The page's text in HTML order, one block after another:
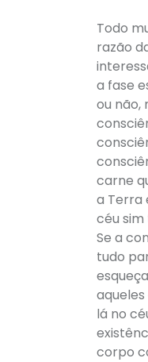
Todo
razão
a fase
ou não,
carne
a Terra
céu
Se a
tudo
lá no
corpo